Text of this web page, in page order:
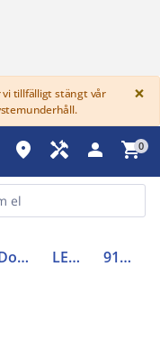
vi tillfälligt stängt vår
×
place handyman person shopping_cart0
Downlights LED LED XL 12-42W 910505103614